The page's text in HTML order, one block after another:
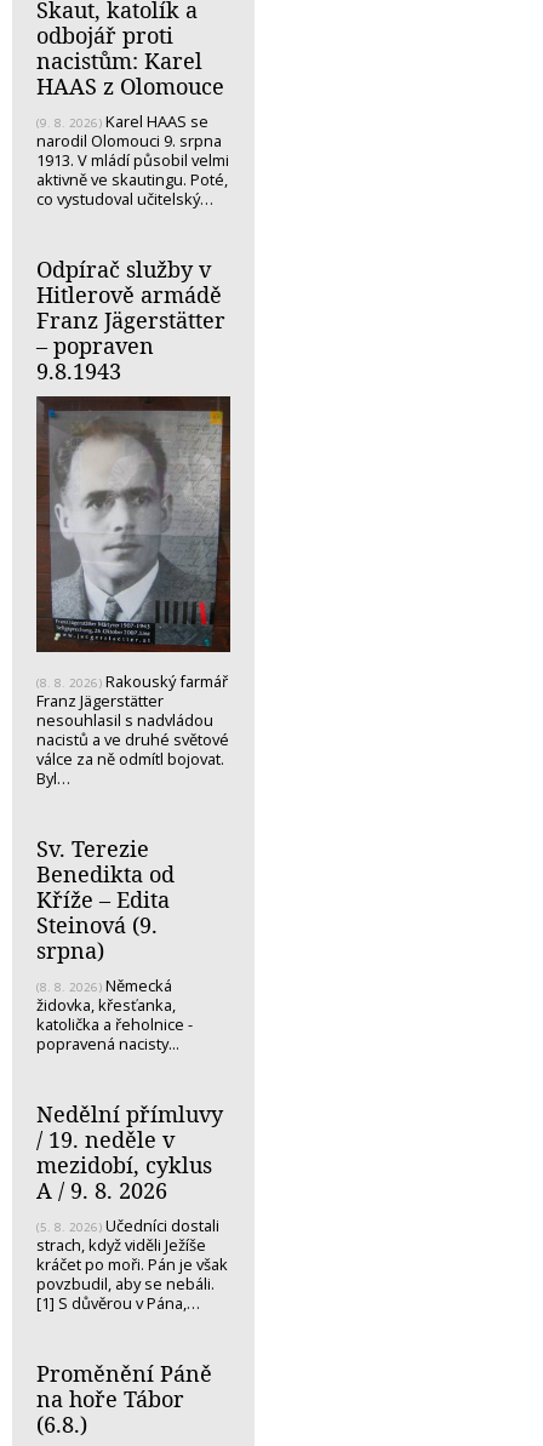
Skaut, katolík a
odbojář proti
nacistům: Karel
HAAS z Olomouce
(9. 8. 2026) Karel HAAS se
narodil Olomouci 9. srpna
1913. V mládí působil velmi
aktivně ve skautingu. Poté,
co vystudoval učitelský…
Odpírač služby v
Hitlerově armádě
Franz Jägerstätter
– popraven
9.8.1943
(8. 8. 2026) Rakouský farmář
Franz Jägerstätter
nesouhlasil s nadvládou
nacistů a ve druhé světové
válce za ně odmítl bojovat.
Byl…
Sv. Terezie
Benedikta od
Kříže – Edita
Steinová (9.
srpna)
(8. 8. 2026) Německá
židovka, křesťanka,
katolička a řeholnice -
popravená nacisty...
Nedělní přímluvy
/ 19. neděle v
mezidobí, cyklus
A / 9. 8. 2026
(5. 8. 2026) Učedníci dostali
strach, když viděli Ježíše
kráčet po moři. Pán je však
povzbudil, aby se nebáli.
[1] S důvěrou v Pána,…
Proměnění Páně
na hoře Tábor
(6.8.)